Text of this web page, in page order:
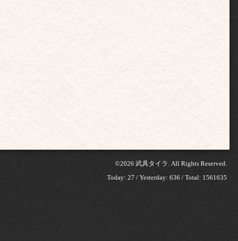
©2026 武具タイラ . All Rights Reserved.
Today: 27 / Yesterday: 636 / Total: 1561635